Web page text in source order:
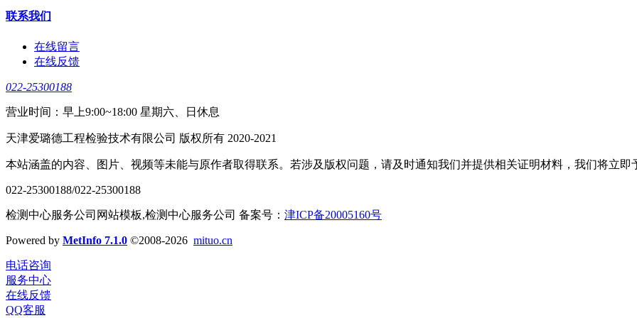
联系我们
在线留言
在线反馈
022-25300188
营业时间：早上9:00~18:00 星期六、日休息
天津爱璐德工程检验技术有限公司 版权所有 2020-2021
本站涵盖的内容、图片、视频等未能与原作者取得联系。若涉及版权问题，请及时通知我们并提供相关证明材料，我们将立即
022-25300188/022-25300188
检测中心服务公司网站模板,检测中心服务公司 备案号： 津ICP备20005160号
Powered by MetInfo 7.1.0 ©2008-2026 mituo.cn
电话咨询
服务中心
在线反馈
QQ客服